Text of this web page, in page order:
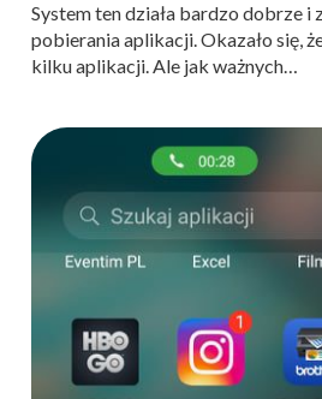
System ten działa bardzo dobrze i
pobierania aplikacji. Okazało się,
kilku aplikacji. Ale jak ważnych…